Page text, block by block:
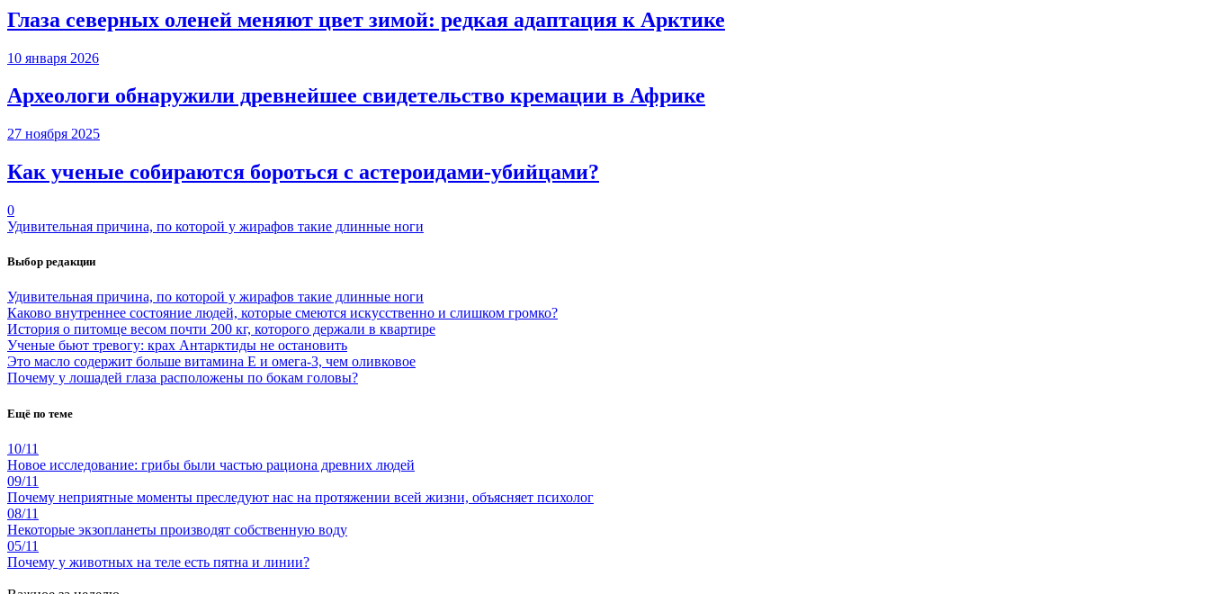
Глаза северных оленей меняют цвет зимой: редкая адаптация к Арктике
10 января 2026
Археологи обнаружили древнейшее свидетельство кремации в Африке
27 ноября 2025
Как ученые собираются бороться с астероидами-убийцами?
0
Удивительная причина, по которой у жирафов такие длинные ноги
Выбор редакции
Удивительная причина, по которой у жирафов такие длинные ноги
Каково внутреннее состояние людей, которые смеются искусственно и слишком громко?
История о питомце весом почти 200 кг, которого держали в квартире
Ученые бьют тревогу: крах Антарктиды не остановить
Это масло содержит больше витамина Е и омега-3, чем оливковое
Почему у лошадей глаза расположены по бокам головы?
Ещё по теме
10/11
Новое исследование: грибы были частью рациона древних людей
09/11
Почему неприятные моменты преследуют нас на протяжении всей жизни, объясняет психолог
08/11
Некоторые экзопланеты производят собственную воду
05/11
Почему у животных на теле есть пятна и линии?